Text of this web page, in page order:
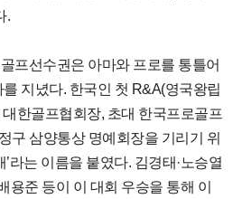
.
프선수권은 아마와 프로를 통틀어
지녔다. 한국인 첫 R&A(영국왕립
한골프협회장, 초대 한국프로골프
구 삼양통상 명예회장을 기리기 위
라는 이름을 붙였다. 김경태·노승열
용준 등이 이 대회 우승을 통해 이